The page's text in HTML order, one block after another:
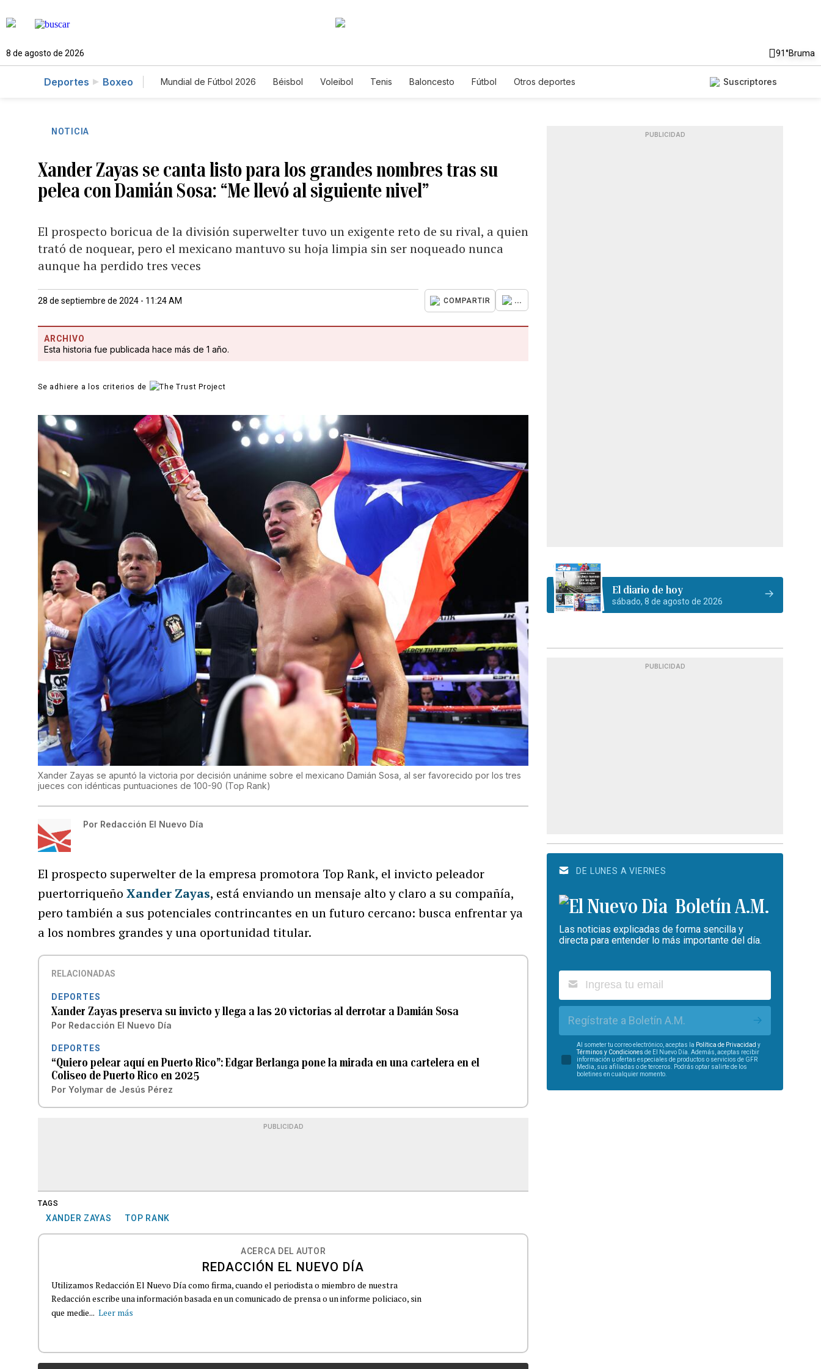
8 de agosto de 2026 91°Bruma
Deportes Boxeo Mundial de Fútbol 2026 Béisbol Voleibol Tenis Baloncesto Fútbol Otros deportes Suscriptores
NOTICIA
Xander Zayas se canta listo para los grandes nombres tras su
pelea con Damián Sosa: “Me llevó al siguiente nivel”
El prospecto boricua de la división superwelter tuvo un exigente reto de su rival, a quien
trató de noquear, pero el mexicano mantuvo su hoja limpia sin ser noqueado nunca
aunque ha perdido tres veces
28 de septiembre de 2024 - 11:24 AM COMPARTIR ...
ARCHIVO
Esta historia fue publicada hace más de 1 año.
Se adhiere a los criterios de
Xander Zayas se apuntó la victoria por decisión unánime sobre el mexicano Damián Sosa, al ser favorecido por los tres
jueces con idénticas puntuaciones de 100-90 (Top Rank)
Por Redacción El Nuevo Día
El prospecto superwelter de la empresa promotora Top Rank, el invicto peleador
puertorriqueñoXander Zayas, está enviando un mensaje alto y claro a su compañía,
pero también a sus potenciales contrincantes en un futuro cercano: busca enfrentar ya
a los nombres grandes y una oportunidad titular.
RELACIONADAS
DEPORTES
Xander Zayas preserva su invicto y llega a las 20 victorias al derrotar a Damián Sosa
Por Redacción El Nuevo Día
DEPORTES
“Quiero pelear aquí en Puerto Rico”: Edgar Berlanga pone la mirada en una cartelera en el
Coliseo de Puerto Rico en 2025
Por Yolymar de Jesús Pérez
PUBLICIDAD
TAGS
XANDER ZAYAS TOP RANK
ACERCA DEL AUTOR
REDACCIÓN EL NUEVO DÍA
Utilizamos Redacción El Nuevo Día como firma, cuando el periodista o miembro de nuestra
Redacción escribe una información basada en un comunicado de prensa o un informe policiaco, sin
que medie... Leer más
PUBLICIDAD
El diario de hoy
sábado, 8 de agosto de 2026
PUBLICIDAD
DE LUNES A VIERNES
Boletín A.M.
Las noticias explicadas de forma sencilla y
directa para entender lo más importante del día.
Regístrate a Boletín A.M.
Al someter tu correo electrónico, aceptas la Política de Privacidad y
Términos y Condiciones de El Nuevo Día. Además, aceptas recibir
información u ofertas especiales de productos o servicios de GFR
Media, sus afiliadas o de terceros. Podrás optar salirte de los
boletines en cualquier momento.